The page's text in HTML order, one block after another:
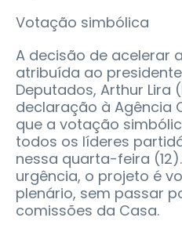
Votação simbólica
A decisão de acelerar
atribuída ao
Deputados, Arthur Lira
declaração à Agência
que a votação
todos os líderes
nessa quarta-feira
urgência, o projeto é
plenário, sem passar
comissões da Casa.